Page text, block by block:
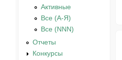
Активные
Все (А-Я)
Все (NNN)
Отчеты
Конкурсы